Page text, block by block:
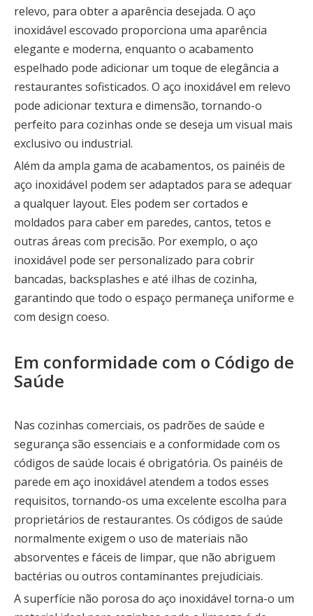
relevo, para obter a aparência desejada. O aço
inoxidável escovado proporciona uma aparência
elegante e moderna, enquanto o acabamento
espelhado pode adicionar um toque de elegância a
restaurantes sofisticados. O aço inoxidável em relevo
pode adicionar textura e dimensão, tornando-o
perfeito para cozinhas onde se deseja um visual mais
exclusivo ou industrial.
Além da ampla gama de acabamentos, os painéis de
aço inoxidável podem ser adaptados para se adequar
a qualquer layout. Eles podem ser cortados e
moldados para caber em paredes, cantos, tetos e
outras áreas com precisão. Por exemplo, o aço
inoxidável pode ser personalizado para cobrir
bancadas, backsplashes e até ilhas de cozinha,
garantindo que todo o espaço permaneça uniforme e
com design coeso.
Em conformidade com o Código de
Saúde
Nas cozinhas comerciais, os padrões de saúde e
segurança são essenciais e a conformidade com os
códigos de saúde locais é obrigatória. Os painéis de
parede em aço inoxidável atendem a todos esses
requisitos, tornando-os uma excelente escolha para
proprietários de restaurantes. Os códigos de saúde
normalmente exigem o uso de materiais não
absorventes e fáceis de limpar, que não abriguem
bactérias ou outros contaminantes prejudiciais.
A superfície não porosa do aço inoxidável torna-o um